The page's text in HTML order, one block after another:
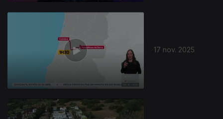
17 nov. 2025